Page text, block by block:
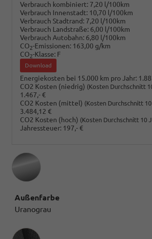
Verbrauch kombiniert: 7,20 l/100km
Verbrauch Innenstadt: 10,70 l/100km
Verbrauch Stadtrand: 7,20 l/100km
Verbrauch Landstraße: 6,00 l/100km
Verbrauch Autobahn: 6,80 l/100km
CO2-Emissionen: 163,00 g/km
CO2-Klasse: F
Download
Energiekosten bei 15.000 km pro Jahr:
CO2 Kosten (niedrig) (Kosten Durchschnitt
1.467,- €
CO2 Kosten (mittel) (Kosten Durchschnitt
3.484,12 €
CO2 Kosten (hoch) (Kosten Durchschnitt 10
Jahressteuer: 197,- €
Außenfarbe
Uranograu
Innenausstattung